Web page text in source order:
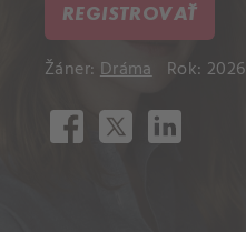
REGISTROVAŤ
Žáner: Dráma Rok: 2026